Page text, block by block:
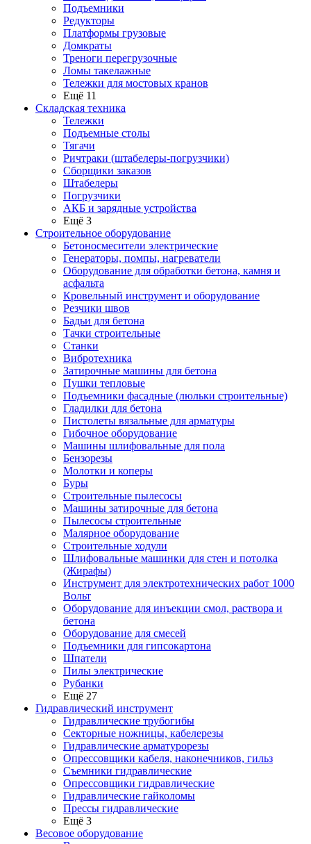
Подъемники
Редукторы
Платформы грузовые
Домкраты
Треноги перегрузочные
Ломы такелажные
Тележки для мостовых кранов
Ещё 11
Складская техника
Тележки
Подъемные столы
Тягачи
Ричтраки (штабелеры-погрузчики)
Сборщики заказов
Штабелеры
Погрузчики
АКБ и зарядные устройства
Ещё 3
Строительное оборудование
Бетоносмесители электрические
Генераторы, помпы, нагреватели
Оборудование для обработки бетона, камня и
асфальта
Кровельный инструмент и оборудование
Резчики швов
Бадьи для бетона
Тачки строительные
Станки
Вибротехника
Затирочные машины для бетона
Пушки тепловые
Подъемники фасадные (люльки строительные)
Гладилки для бетона
Пистолеты вязальные для арматуры
Гибочное оборудование
Машины шлифовальные для пола
Бензорезы
Молотки и коперы
Буры
Строительные пылесосы
Машины затирочные для бетона
Пылесосы строительные
Малярное оборудование
Строительные ходули
Шлифовальные машинки для стен и потолка
(Жирафы)
Инструмент для электротехнических работ 1000
Вольт
Оборудование для инъекции смол, раствора и
бетона
Оборудование для смесей
Подъемники для гипсокартона
Шпатели
Пилы электрические
Рубанки
Ещё 27
Гидравлический инструмент
Гидравлические трубогибы
Секторные ножницы, кабелерезы
Гидравлические арматурорезы
Опрессовщики кабеля, наконечников, гильз
Съемники гидравлические
Опрессовщики гидравлические
Гидравлические гайколомы
Прессы гидравлические
Ещё 3
Весовое оборудование